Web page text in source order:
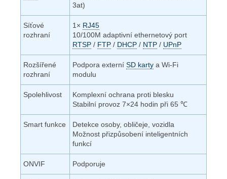
3at)
Síťové
rozhraní
1× RJ45
10/100M adaptivní ethernetový port
RTSP / FTP / DHCP / NTP / UPnP
Rozšířené
rozhraní
Podpora externí SD karty a Wi-Fi
modulu
Spolehlivost
Komplexní ochrana proti blesku
Stabilní provoz 7×24 hodin při 65 ℃
Smart funkce
Detekce osoby, obličeje, vozidla
Možnost přizpůsobení inteligentních
funkcí
ONVIF Podporuje